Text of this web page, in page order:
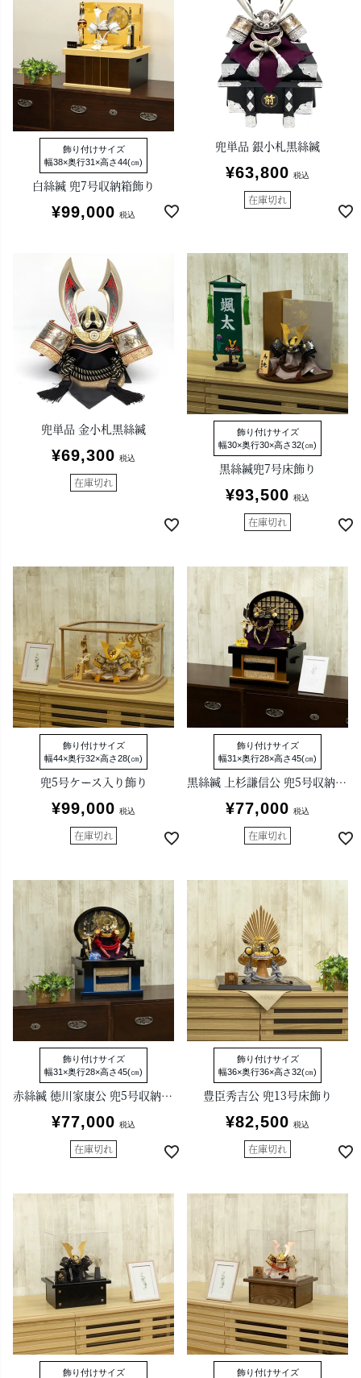
飾り付けサイズ
幅38×奥行31×高さ44(㎝)
白絲縅 兜7号収納箱飾り
¥99,000 税込
兜単品 銀小札黒絲縅
¥63,800 税込
在庫切れ
兜単品 金小札黒絲縅
¥69,300 税込
在庫切れ
飾り付けサイズ
幅30×奥行30×高さ32(㎝)
黒絲縅兜7号床飾り
¥93,500 税込
在庫切れ
飾り付けサイズ
幅44×奥行32×高さ28(㎝)
兜5号ケース入り飾り
¥99,000 税込
在庫切れ
飾り付けサイズ
幅31×奥行28×高さ45(㎝)
黒絲縅 上杉謙信公 兜5号収納箱飾り
¥77,000 税込
在庫切れ
飾り付けサイズ
幅31×奥行28×高さ45(㎝)
赤絲縅 徳川家康公 兜5号収納箱飾り
¥77,000 税込
在庫切れ
飾り付けサイズ
幅36×奥行36×高さ32(㎝)
豊臣秀吉公 兜13号床飾り
¥82,500 税込
在庫切れ
飾り付けサイズ
飾り付けサイズ